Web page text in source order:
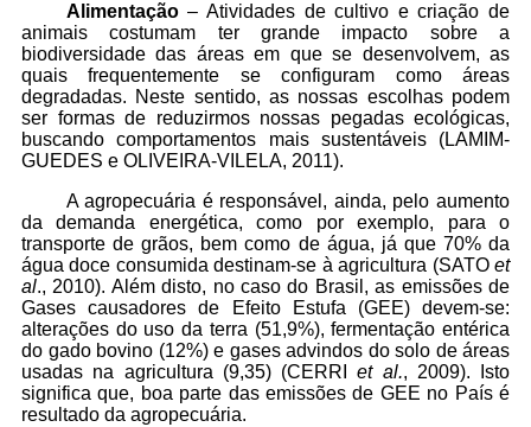
Alimentação– Atividades de cultivo e criação de
animais costumam ter grande impacto sobre a
biodiversidade das áreas em que se desenvolvem, as
quais frequentemente se configuram como áreas
degradadas. Neste sentido, as nossas escolhas podem
ser formas de reduzirmos nossas pegadas ecológicas,
buscando comportamentos mais sustentáveis (LAMIM-
GUEDES e OLIVEIRA-VILELA, 2011).
A agropecuária é responsável, ainda, pelo aumento
da demanda energética, como por exemplo, para o
transporte de grãos, bem como de água, já que 70% da
água doce consumida destinam-se à agricultura (SATO et
al., 2010). Além disto, no caso do Brasil, as emissões de
Gases causadores de Efeito Estufa (GEE) devem-se:
alterações do uso da terra (51,9%), fermentação entérica
do gado bovino (12%) e gases advindos do solo de áreas
usadas na agricultura (9,35) (CERRIet al., 2009). Isto
significa que, boa parte das emissões de GEE no País é
resultado da agropecuária.